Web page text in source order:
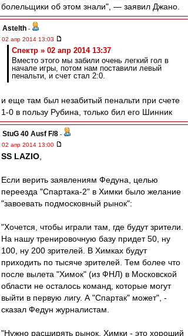
болельщики об этом знали", — заявил Джано.
Astelth -
02 апр 2014 13:03
Спектр » 02 апр 2014 13:37
Вместо этого мы забили очень легкий гол в
начале игры, потом нам поставили левый
пенальти, и счет стал 2:0.
и еще там был незабитый пенальти при счете
1-0 в пользу Рубина, только бил его Шинник
StuG 40 Ausf F/8 -
02 апр 2014 13:00
SS LAZIO
Если верить заявлениям Федуна, целью
переезда "Спартака-2" в Химки было желание
"завоевать подмосковный рынок":
"Хочется, чтобы играли там, где будут зрители.
На нашу тренировочную базу придет 50, ну
100, ну 200 зрителей. В Химках будут
приходить по тысяче зрителей. Тем более что
после вылета "Химок" (из ФНЛ) в Московской
области не осталось команд, которые могут
выйти в первую лигу. А "Спартак" может", -
сказал Федун журналистам.
"Нужно расширять рынок. Химки - это хороший